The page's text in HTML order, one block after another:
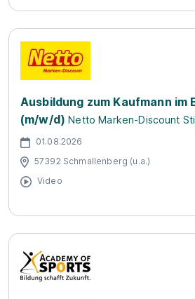
Ausbildung zum Kaufmann im
(m/w/d) Netto Marken-Discount
01.08.2026
57392 Schmallenberg (u.a.)
Video